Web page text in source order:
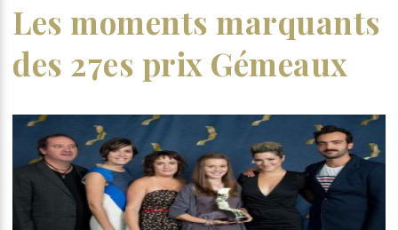
Les moments marquants
des 27es prix Gémeaux